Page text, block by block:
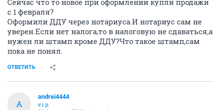
с 1 февраля?
Оформили ДДУ через нотариуса.И нотариус сам не
уверен.Если нет налога,то в налоговую не сдаваться,а
нужен ли штамп кроме ДДУ?Что такое штамп,сам
пока не понял.
ОТВЕТИТЬ
A
andrei4444
v.i.p.